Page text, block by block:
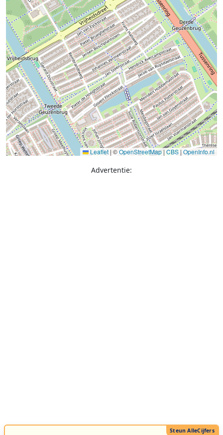
Leaflet | ©OpenStreetMap|CBS | OpenInfo.nl
Advertentie: